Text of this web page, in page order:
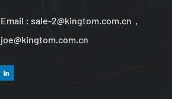
Email : sale-2@kingtom.com.cn，
joe@kingtom.com.cn